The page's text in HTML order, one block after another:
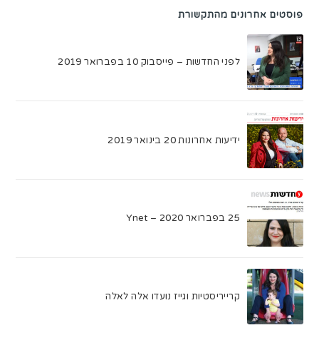
פוסטים אחרונים מהתקשורת
לפני החדשות – פייסבוק 10 בפברואר 2019
ידיעות אחרונות 20 בינואר 2019
25 בפברואר 2020 – Ynet
קרייריסטיות וגייז נועדו אלה לאלה